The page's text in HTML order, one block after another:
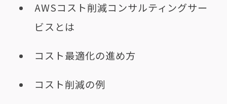
AWSコスト削減コンサルティングサー
ビスとは
コスト最適化の進め方
コスト削減の例